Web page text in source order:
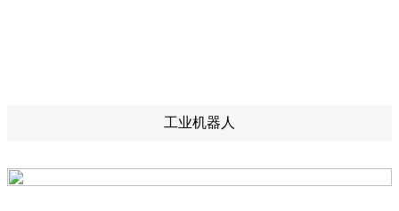
工业机器人